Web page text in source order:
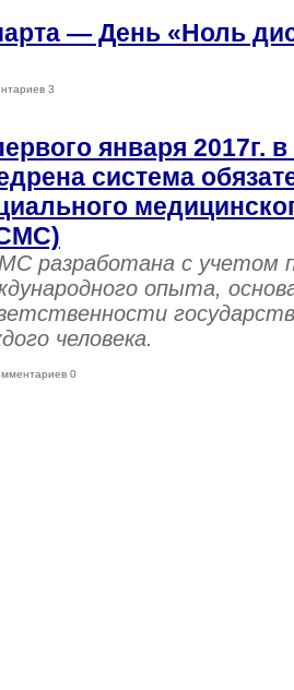
— День «Ноль
3
января 2017г.
система
разработана с учетом
опыта,
человека.
0